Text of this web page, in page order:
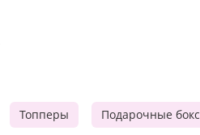
Топперы Подарочные